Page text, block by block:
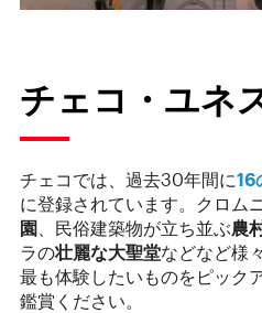
チェコ・ユネ
チェコでは、過去30年間に16
に登録されています。クロム
園 、民俗建築物が立ち並ぶ農
ラの壮麗な大聖堂などなど様
最も体験したいものをピック
鑑賞ください。